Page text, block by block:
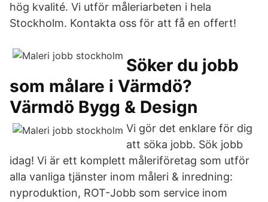
hög kvalité. Vi utför måleriarbeten i hela
Stockholm. Kontakta oss för att få en offert!
Söker du jobb
som målare i Värmdö?
Värmdö Bygg & Design
Vi gör det enklare för dig
att söka jobb. Sök jobb
idag! Vi är ett komplett måleriföretag som utför
alla vanliga tjänster inom måleri & inredning:
nyproduktion, ROT-Jobb som service inom